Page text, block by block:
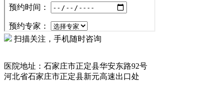
扫描关注，手机随时咨询
医院地址：石家庄市正定县华安东路92号
河北省石家庄市正定县新元高速出口处